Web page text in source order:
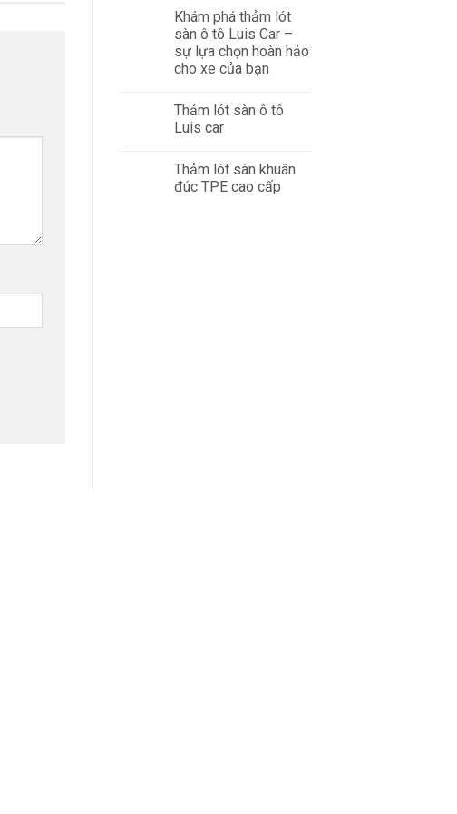
Khám phá thảm lót
sàn ô tô Luis Car –
sự lựa chọn hoàn hảo
cho xe của bạn
Thảm lót sàn ô tô
Luis car
Thảm lót sàn khuân
đúc TPE cao cấp